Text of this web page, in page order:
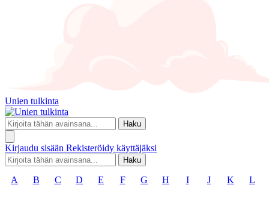
Unien tulkinta
Haku
Kirjaudu sisään Rekisteröidy käyttäjäksi
Haku
A B C D E F G H I J K L